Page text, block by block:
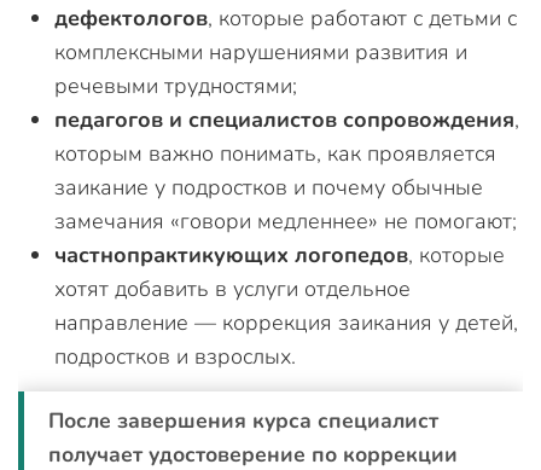
дефектологов, которые работают с детьми с
комплексными нарушениями развития и
речевыми трудностями;
педагогов и специалистов сопровождения,
которым важно понимать, как проявляется
заикание у подростков и почему обычные
замечания «говори медленнее» не помогают;
частнопрактикующих логопедов, которые
хотят добавить в услуги отдельное
направление — коррекция заикания у детей,
подростков и взрослых.
После завершения курса специалист
получает удостоверение по коррекции